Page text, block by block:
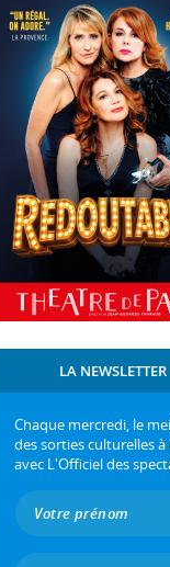
LA NEWSLETTER
Chaque mercredi, le
des sorties culturelles à
avec L'Officiel des